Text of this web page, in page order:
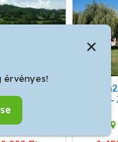
eladó
-
érvényes!